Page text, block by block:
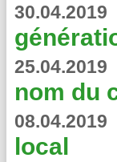
30.04.2019
25.04.2019
nom du
08.04.2019
local